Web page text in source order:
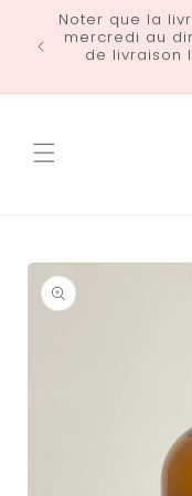
passer
au
contenu
Noter que la
mercredi au
de livraison
informations
produits